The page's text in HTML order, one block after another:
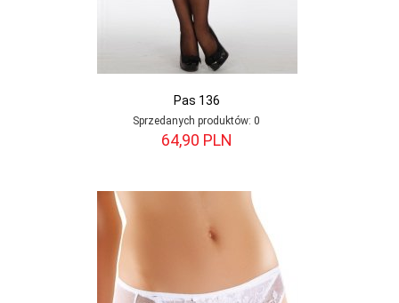
Pas 136
Sprzedanych produktów: 0
64,90 PLN